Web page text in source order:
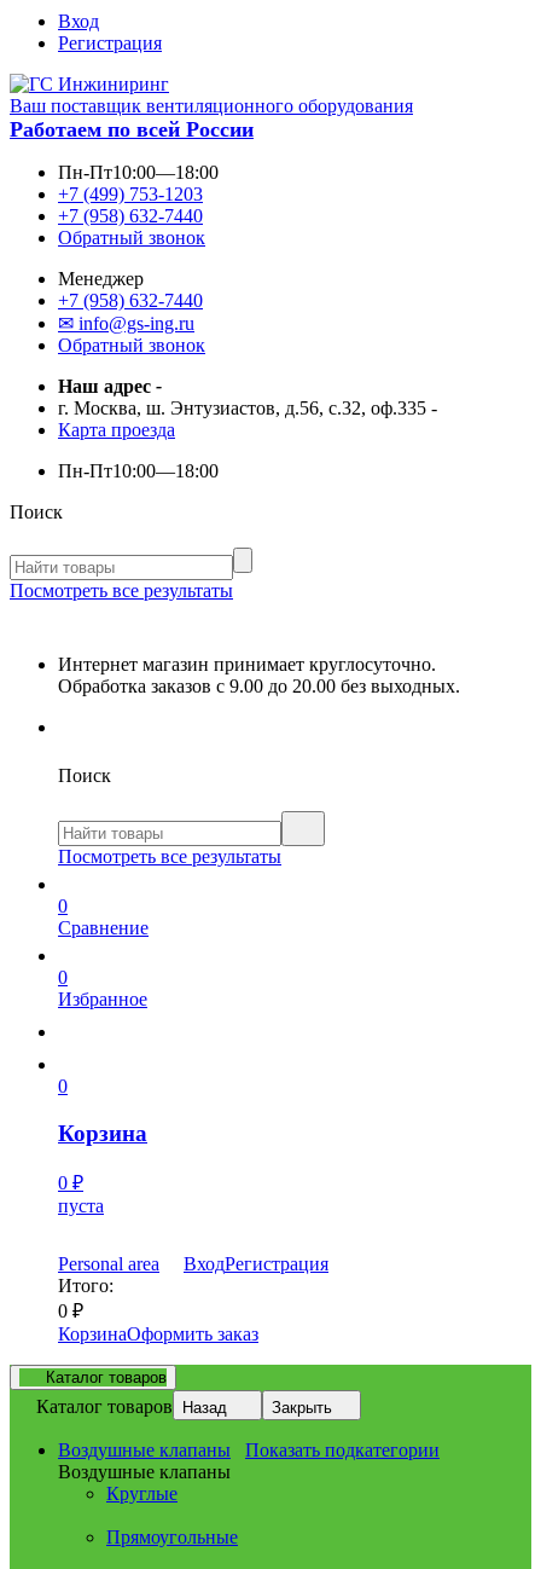
Вход
Регистрация
Ваш поставщик вентиляционного оборудования
Работаем по всей России
Пн-Пт10:00—18:00
+7 (499) 753-1203
+7 (958) 632-7440
Обратный звонок
Менеджер
+7 (958) 632-7440
✉ info@gs-ing.ru
Обратный звонок
Наш адрес -
г. Москва, ш. Энтузиастов, д.56, с.32, оф.335 -
Карта проезда
Пн-Пт10:00—18:00
Поиск
Посмотреть все результаты
Интернет магазин принимает круглосуточно.
Обработка заказов с 9.00 до 20.00 без выходных.
Поиск
Посмотреть все результаты
0
Сравнение
0
Избранное
0
Корзина
0 ₽
пуста
Personal area ВходРегистрация
Итого:
0 ₽
КорзинаОформить заказ
Каталог товаров
Каталог товаров Назад Закрыть
Воздушные клапаны
Показать подкатегории
Воздушные клапаны
Круглые
Прямоугольные